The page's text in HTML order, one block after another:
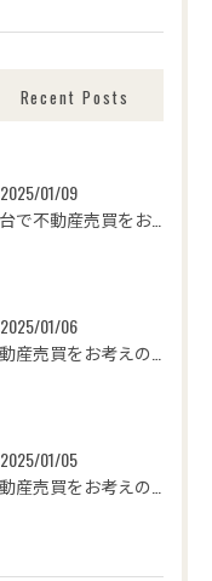
Recent Posts
2025/01/09
2025/01/06
2025/01/05